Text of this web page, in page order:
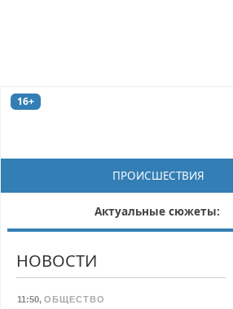
16+
ПРОИСШЕСТВИЯ
Актуальные сюжеты:
НОВОСТИ
11:50, ОБЩЕСТВО